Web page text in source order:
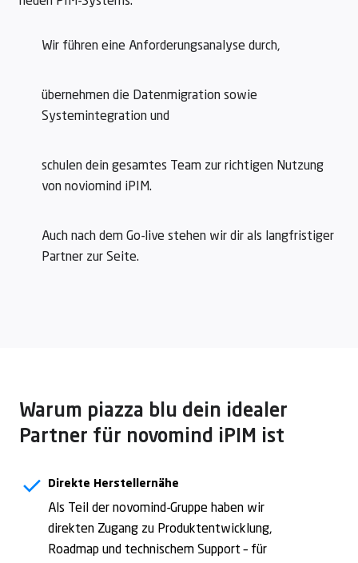
Wir führen eine Anforderungsanalyse durch,
übernehmen die Datenmigration sowie
Systemintegration und
schulen dein gesamtes Team zur richtigen Nutzung
von noviomind iPIM.
Auch nach dem Go-live stehen wir dir als langfristiger
Partner zur Seite.
Warum piazza blu dein idealer
Partner für novomind iPIM ist
Direkte Herstellernähe
Als Teil der novomind-Gruppe haben wir
direkten Zugang zu Produktentwicklung,
Roadmap und technischem Support – für